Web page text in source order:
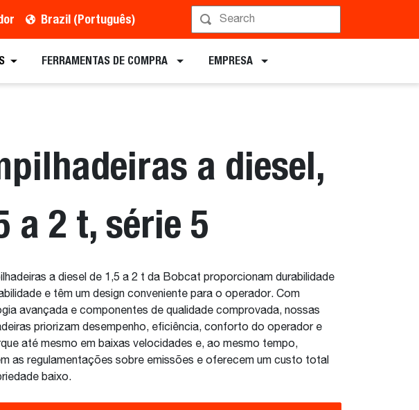
Brazil (Português)
FERRAMENTAS DE COMPRA EMPRESA
a diesel,
a 2 t, série 5
a diesel de 1,5 a 2 t da Bobcat proporcionam durabilidade
e têm um design conveniente para o operador. Com
avançada e componentes de qualidade comprovada, nossas
priorizam desempenho, eficiência, conforto do operador e
até mesmo em baixas velocidades e, ao mesmo tempo,
as regulamentações sobre emissões e oferecem um custo total
baixo.
Equipamento Implementos